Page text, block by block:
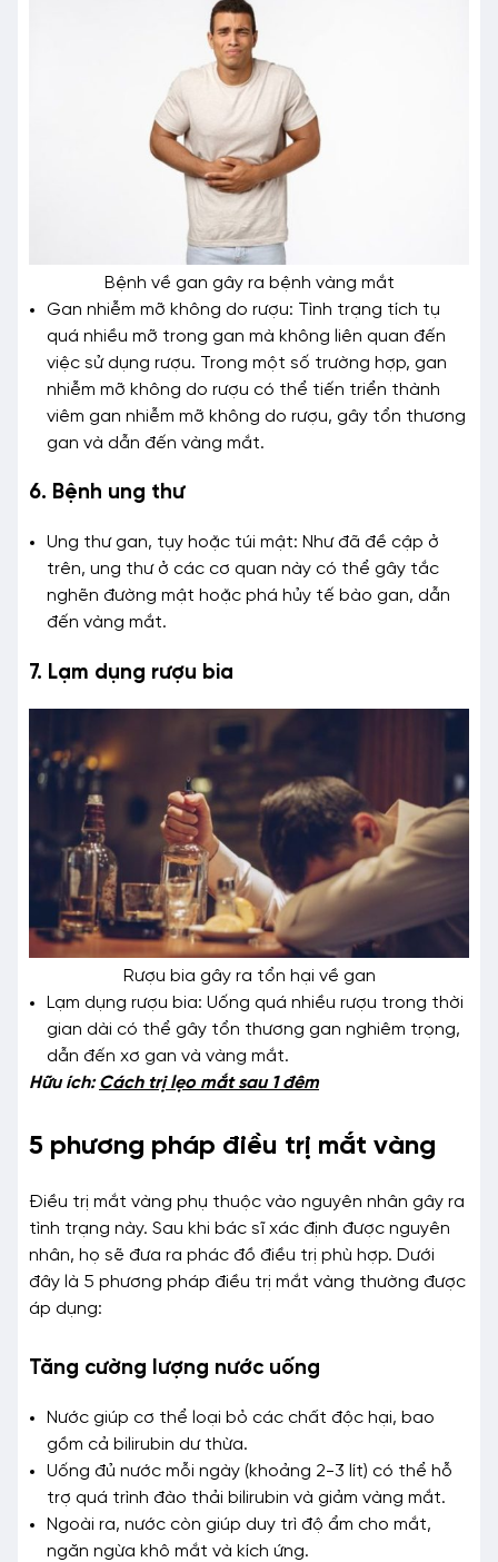
Bệnh về gan gây ra bệnh vàng mắt
Gan nhiễm mỡ không do rượu: Tình trạng tích tụ
quá nhiều mỡ trong gan mà không liên quan đến
việc sử dụng rượu. Trong một số trường hợp, gan
nhiễm mỡ không do rượu có thể tiến triển thành
viêm gan nhiễm mỡ không do rượu, gây tổn thương
gan và dẫn đến vàng mắt.
6. Bệnh ung thư
Ung thư gan, tụy hoặc túi mật: Như đã đề cập ở
trên, ung thư ở các cơ quan này có thể gây tắc
nghẽn đường mật hoặc phá hủy tế bào gan, dẫn
đến vàng mắt.
7. Lạm dụng rượu bia
Rượu bia gây ra tổn hại về gan
Lạm dụng rượu bia: Uống quá nhiều rượu trong thời
gian dài có thể gây tổn thương gan nghiêm trọng,
dẫn đến xơ gan và vàng mắt.
Hữu ích:Cách trị lẹo mắt sau 1 đêm
5 phương pháp điều trị mắt vàng
Điều trị mắt vàng phụ thuộc vào nguyên nhân gây ra
tình trạng này. Sau khi bác sĩ xác định được nguyên
nhân, họ sẽ đưa ra phác đồ điều trị phù hợp. Dưới
đây là 5 phương pháp điều trị mắt vàng thường được
áp dụng:
Tăng cường lượng nước uống
Nước giúp cơ thể loại bỏ các chất độc hại, bao
gồm cả bilirubin dư thừa.
Uống đủ nước mỗi ngày (khoảng 2-3 lít) có thể hỗ
trợ quá trình đào thải bilirubin và giảm vàng mắt.
Ngoài ra, nước còn giúp duy trì độ ẩm cho mắt,
ngăn ngừa khô mắt và kích ứng.